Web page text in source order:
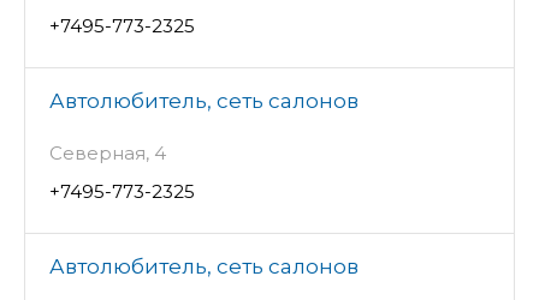
+7495-773-2325
Автолюбитель, сеть салонов
Северная, 4
+7495-773-2325
Автолюбитель, сеть салонов